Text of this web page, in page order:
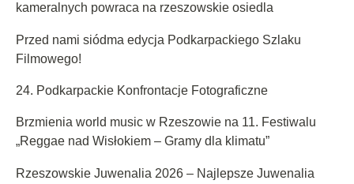
kameralnych powraca na rzeszowskie osiedla
Przed nami siódma edycja Podkarpackiego Szlaku
Filmowego!
24. Podkarpackie Konfrontacje Fotograficzne
Brzmienia world music w Rzeszowie na 11. Festiwalu
„Reggae nad Wisłokiem – Gramy dla klimatu”
Rzeszowskie Juwenalia 2026 – Najlepsze Juwenalia